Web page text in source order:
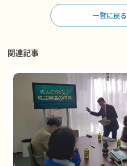
一覧に戻る
関連記事